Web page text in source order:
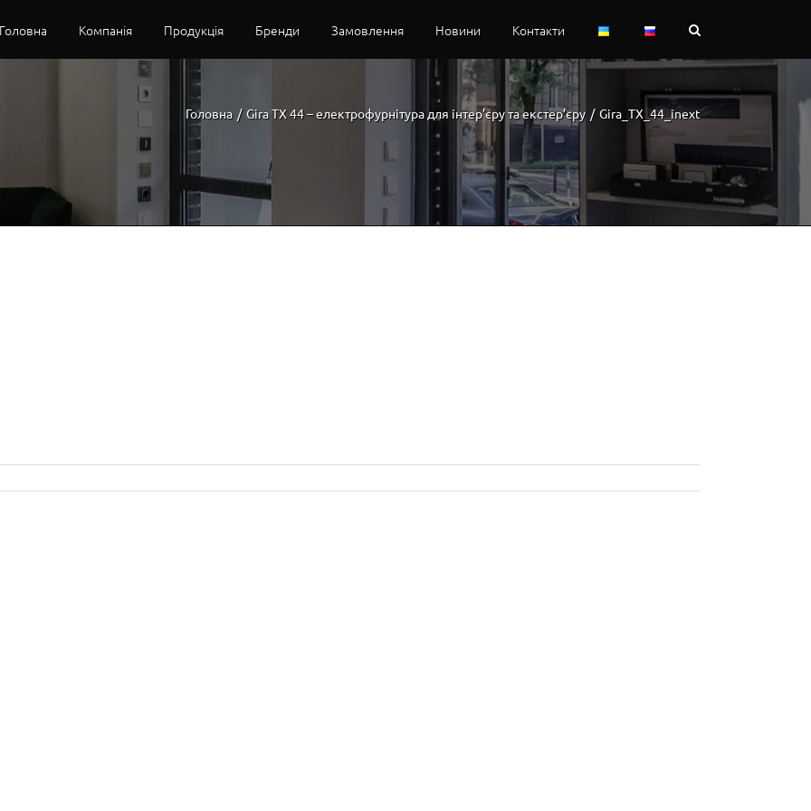
Головна Компанія Продукція Бренди Замовлення Новини Контакти
Головна / Gira TX 44 – електрофурнітура для інтер’єру та екстер’єру / Gira_TX_44_inext